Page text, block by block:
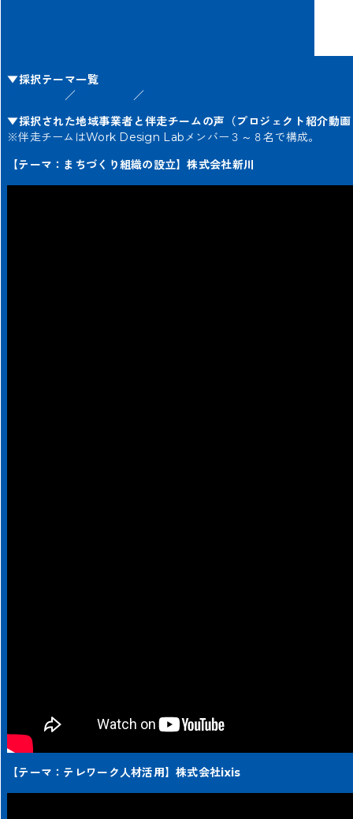
▼採択テーマ一覧
／ ／
▼採択された地域事業者と伴走チームの声（プロジェクト紹介動
※伴走チームはWork Design Labメンバー３～８名で構成。
【テーマ：まちづくり組織の設立】株式会社新川
【テーマ：テレワーク人材活用】株式会社ixis